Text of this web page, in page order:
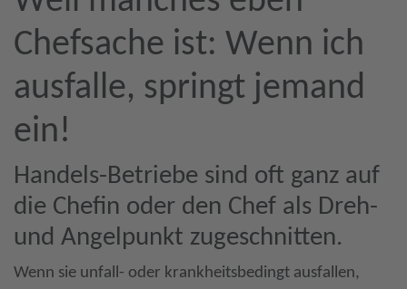
Chefsache ist: Wenn ich
ausfalle, springt jemand
ein!
Handels-Betriebe sind oft ganz auf
die Chefin oder den Chef als Dreh-
und Angelpunkt zugeschnitten.
Wenn sie unfall- oder krankheitsbedingt ausfallen,